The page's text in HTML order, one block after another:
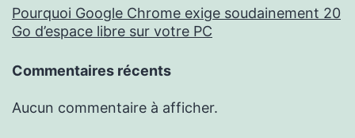
Pourquoi Google Chrome exige soudainement 20
Go d’espace libre sur votre PC
Commentaires récents
Aucun commentaire à afficher.